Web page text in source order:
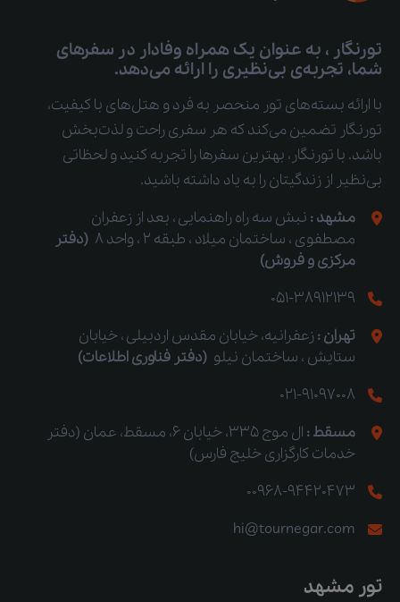
تورنگار ، به عنوان یک همراه وفادار در سفرهای
شما، تجربه‌ی بی‌نظیری را ارائه می‌دهد.
با ارائه بسته‌های تور منحصر به فرد و هتل‌های با کیفیت،
تورنگار تضمین می‌کند که هر سفری راحت و لذت‌بخش
باشد. با تورنگار، بهترین سفرها را تجربه کنید و لحظاتی
بی‌نظیر از زندگیتان را به یاد داشته باشید.
مشهد : نبش سه راه راهنمایی ، بعد از زعفران
مصطفوی ، ساختمان میلاد ، طبقه 2 ، واحد 8
(دفتر
مرکزی و فروش)
051-38912139
تهران :زعفرانیه، خیابان مقدس اردبیلی ، خیابان
ستایش ، ساختمان نیلو (دفتر فناوری اطلاعات)
021-91097008
مسقط :
ال موج 335، خیابان 6، مسقط، عمان (دفتر
خدمات کارگزاری خلیج فارس)
00968-94420473
hi@tournegar.com
تور مشهد